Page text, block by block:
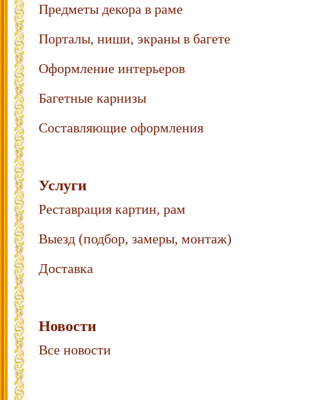
Предметы декора в раме
Порталы, ниши, экраны в багете
Оформление интерьеров
Багетные карнизы
Составляющие оформления
Услуги
Реставрация картин, рам
Выезд (подбор, замеры, монтаж)
Доставка
Новости
Все новости